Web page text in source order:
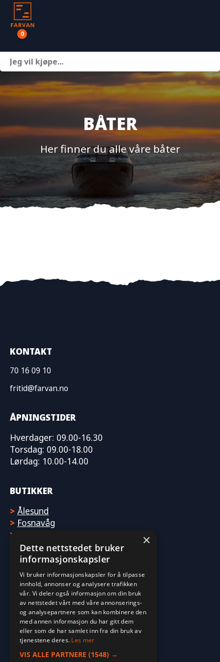
0
Motor
Nettbutikk
Om oss
Kontakt
BÅTER
Her finner du alle våre båter
KONTAKT
70 16 09 10
fritid@farvan.no
ÅPNINGSTIDER
Hverdager: 09.00-16.30
Torsdag: 09.00-18.00
Lørdag: 10.00-14.00
BUTIKKER
> Ålesund
> Fosnavåg
>
×
Dette nettstedet bruker
informasjonskapsler
Vi bruker informasjonskapsler for å tilpasse
innhold, annonser og analysere trafikken
vår. Vi deler også informasjon om din bruk
av nettstedet vårt med våre annonserings-
og analysepartnere som kan kombinere den
med annen informasjon du har gitt dem
eller som de har samlet inn fra din bruk av
tjenestene deres. Les mer
VIS ALLE PARTNERE (1548) →